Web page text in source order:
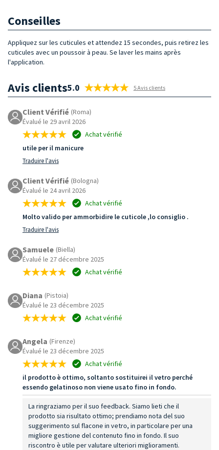
Conseilles
Appliquez sur les cuticules et attendez 15 secondes, puis retirez les
cuticules avec un poussoir à peau. Se laver les mains après
l'application.
Avis clients5.0 5 Avis clients
Client Vérifié (Roma)
Évalué le 29 avril 2026
Achat vérifié
utile per il manicure
Traduire l'avis
Client Vérifié (Bologna)
Évalué le 24 avril 2026
Achat vérifié
Molto valido per ammorbidire le cuticole ,lo consiglio .
Traduire l'avis
Samuele (Biella)
Évalué le 27 décembre 2025
Achat vérifié
Diana (Pistoia)
Évalué le 23 décembre 2025
Achat vérifié
Angela (Firenze)
Évalué le 23 décembre 2025
Achat vérifié
il prodotto è ottimo, soltanto sostituirei il vetro perché
essendo gelatinoso non viene usato fino in fondo.
La ringraziamo per il suo feedback. Siamo lieti che il
prodotto sia risultato ottimo; prendiamo nota del suo
suggerimento sul flacone in vetro, in particolare per una
migliore gestione del contenuto fino in fondo. Il suo
riscontro è utile per valutare ulteriori miglioramenti.